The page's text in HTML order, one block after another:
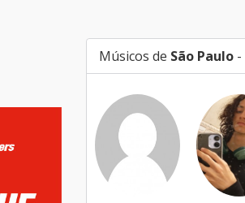
Músicos de São Paulo -